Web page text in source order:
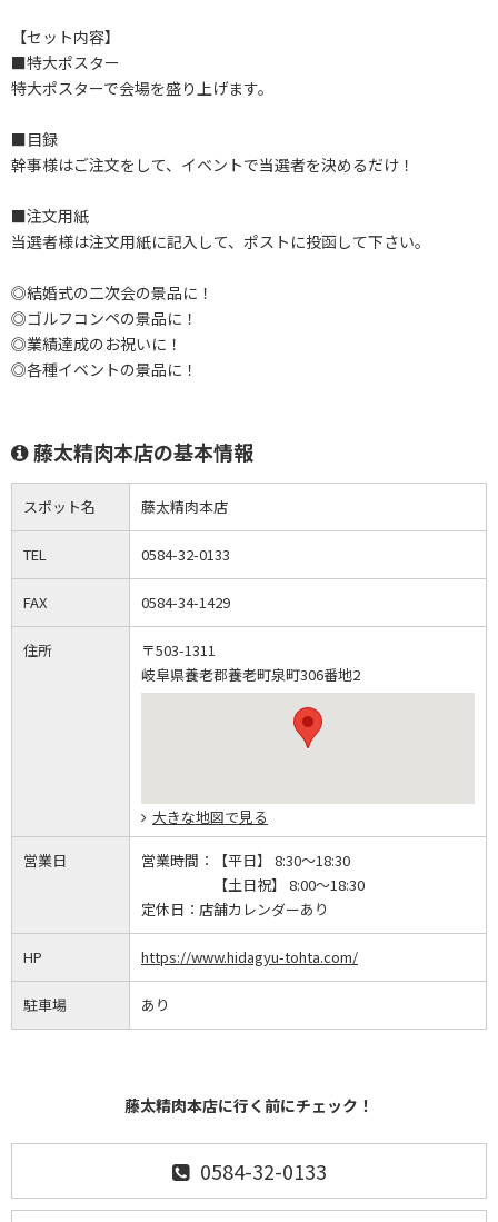
【セット内容】
■特大ポスター
特大ポスターで会場を盛り上げます。
■目録
幹事様はご注文をして、イベントで当選者を決めるだけ！
■注文用紙
当選者様は注文用紙に記入して、ポストに投函して下さい。
◎結婚式の二次会の景品に！
◎ゴルフコンペの景品に！
◎業績達成のお祝いに！
◎各種イベントの景品に！
藤太精肉本店の基本情報
スポット名 藤太精肉本店
TEL 0584-32-0133
FAX 0584-34-1429
住所
〒503-1311
岐阜県養老郡養老町泉町306番地2
大きな地図で見る
営業日 営業時間：
【平日】 8:30～18:30
【土日祝】 8:00～18:30
定休日： 店舗カレンダーあり
HP https://www.hidagyu-tohta.com/
駐車場 あり
藤太精肉本店に行く前にチェック！
0584-32-0133